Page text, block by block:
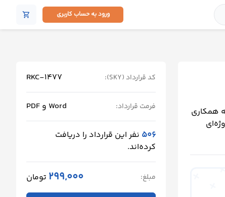
ورود به حساب کاربری shopping_cart
همکاری
کد قرارداد (SKY): RKC-1477
فرمت قرارداد: Word و PDF
506 نفر این قرارداد را دریافت
کرده‌اند.
مبلغ: 299,000 تومان